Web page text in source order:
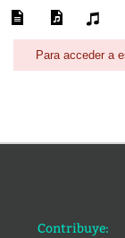
Para acceder a
Contribuye: